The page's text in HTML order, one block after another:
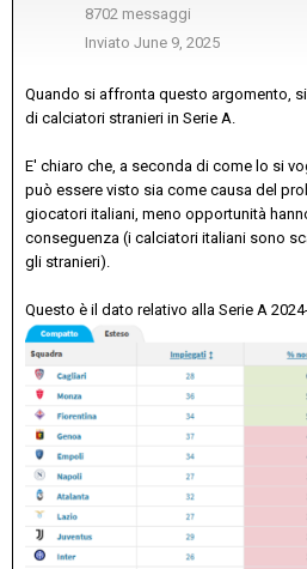
8702 messaggi
Inviato June 9, 2025
Quando si affronta questo argomento,
di calciatori stranieri in Serie A.
E' chiaro che, a seconda di come lo si
può essere visto sia come causa del
giocatori italiani, meno opportunità
conseguenza (i calciatori italiani sono
gli stranieri).
Questo è il dato relativo alla Serie A